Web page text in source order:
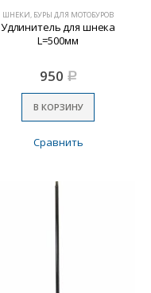
ШНЕКИ, БУРЫ ДЛЯ МОТОБУРОВ
Удлинитель для шнека
L=500мм
950 Р
В КОРЗИНУ
Сравнить